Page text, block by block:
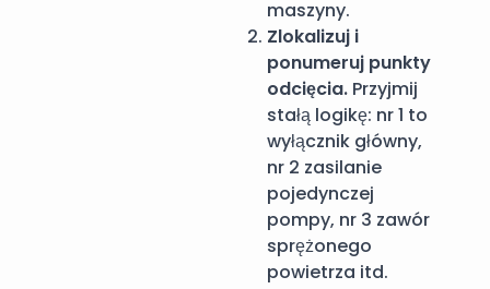
maszyny.
Zlokalizuj i
ponumeruj punkty
odcięcia. Przyjmij
stałą logikę: nr 1 to
wyłącznik główny,
nr 2 zasilanie
pojedynczej
pompy, nr 3 zawór
sprężonego
powietrza itd.